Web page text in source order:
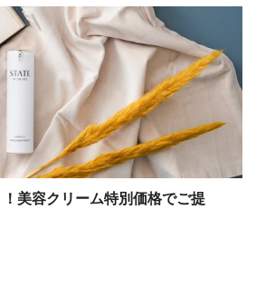
美容クリーム特別価格でご提